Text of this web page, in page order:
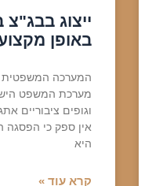
ייצוג בבג"צ
באופן
המערכה המשפטית
מערכת המשפט
וגופים ציבוריים
אין ספק כי הפסגה
היא
קרא עוד »